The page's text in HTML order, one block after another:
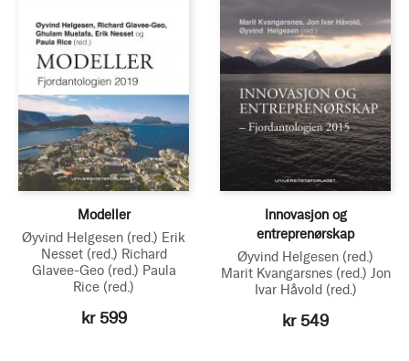
Modeller
Øyvind Helgesen (red.) Erik
Nesset (red.) Richard
Glavee-Geo (red.) Paula
Rice (red.)
kr 599
Innovasjon og
entreprenørskap
Øyvind Helgesen (red.)
Marit Kvangarsnes (red.) Jon
Ivar Håvold (red.)
kr 549